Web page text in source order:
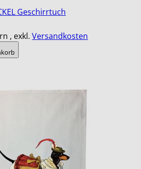
Geschirrtuch
, exkl. Versandkosten